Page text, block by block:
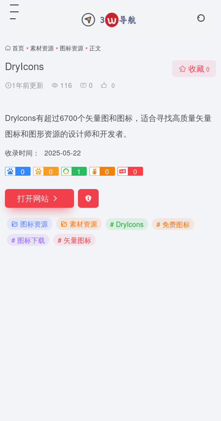
首页 • 素材资源 • 图标资源 • 正文
DryIcons
1年前更新 116 0 0
收藏 0
Drylcons有超过6700个矢量图和图标，适合寻找高质量矢量
图标和图形资源的设计师和开发者。
收录时间：
2025-05-22
0
0 1 0 0
打开网站
图标资源 素材资源 # DryIcons
# 免费图标
# 图标下载
# 矢量图标